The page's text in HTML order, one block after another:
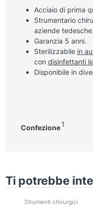
Acciaio di prima
Strumentario
aziende tedesche.
Garanzia 5 anni.
Sterilizzabile in
con disinfettanti
Disponibile in
Confezione 1
Ti potrebbe
Strumenti chirurgici